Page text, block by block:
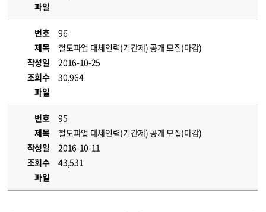
파일
번호
96
제목
철도파업 대체인력(기간제) 공개 모집(마감)
작성일
2016-10-25
조회수
30,964
파일
번호
95
제목
철도파업 대체인력(기간제) 공개 모집(마감)
작성일
2016-10-11
조회수
43,531
파일